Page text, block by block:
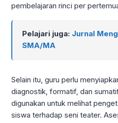
pembelajaran rinci per
Pelajari juga: Jurnal
SMA/MA
Selain itu, guru perlu
diagnostik, formatif, dan
digunakan untuk melihat
siswa terhadap seni teater.